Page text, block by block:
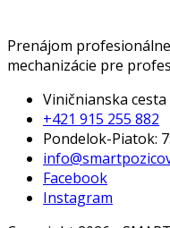
Prenájom
mechanizácie pre
Viničnianska
+421 915 255 882
Pondelok-Piatok:
Facebook
Instagram